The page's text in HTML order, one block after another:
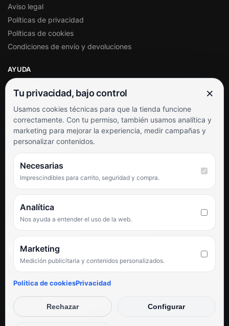
Aviso legal
Políticas de privacidad
Políticas de cookies
Condiciones de envío y devoluciones
AYUDA
Soporte al cliente
Contacto
Términos y condiciones
Preguntas frecuentes
SÍGUENOS
Facebook
TikTok
PUNTUACIÓN DE 4,6 SOBRE 5 EN GOOGLE
★★★★★
Hemos comprado en varias ocasiones y siempre dan respuesta.
Espectacular, servicio de 10.»
Iván Rodríguez Ramos
Tu privacidad, bajo control ×
Usamos cookies técnicas para que la tienda funcione
correctamente. Con tu permiso, también usamos analítica y
marketing para mejorar la experiencia, medir campañas y
personalizar contenidos.
Necesarias
Imprescindibles para carrito, seguridad y compra.
Analítica
Nos ayuda a entender el uso de la web.
Marketing
Medición publicitaria y contenidos personalizados.
Política de cookiesPrivacidad
Rechazar Configurar